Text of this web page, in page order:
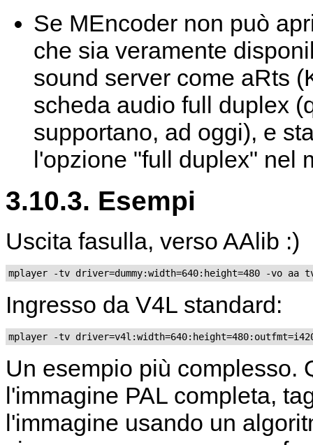
Se MEncoder non può
che sia veramente
sound server come aRts
scheda audio full duplex
supportano, ad oggi), e
l'opzione "full duplex" nel
3.10.3. Esempi
Uscita fasulla, verso AAlib :)
mplayer -tv driver=dummy:width=640:height=480 -vo aa
Ingresso da V4L standard:
Un esempio più complesso.
l'immagine PAL completa,
l'immagine usando un